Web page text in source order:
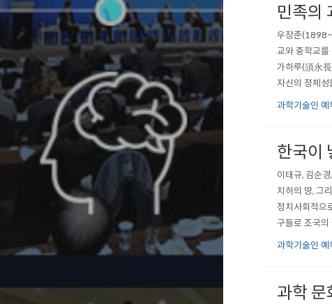
민족의
우장춘
교와 중학교
가하루(須永
자신의 정체
구에 몰두하
과학기술인
한국이
이태규, 김순
치하의 땅, 그
정치사회적으
구들로 조국의
뿐 아니라 전
과학기술인
과학